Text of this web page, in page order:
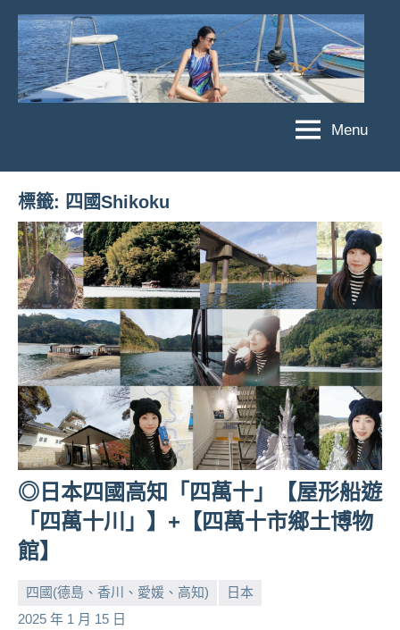
Skip
content
菲
亞
娃
JEFFIA
FANG
亞
娃
粉
絲
團、
主
題
旅
遊、
達
人
帶
路、
旅
遊
目
賓、
News
Menu
標籤: 四國Shikoku
◎日本四國高知「四萬⼗」【屋形船遊
「四萬十川」】+【四萬十市鄉土博物
館】
四國(德島、香川、愛媛、高知)
日本
2025 年 1 月 15 日
小
No